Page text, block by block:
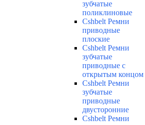
зубчатые
поликлиновые
Cshbelt Ремни
приводные
плоские
Cshbelt Ремни
зубчатые
приводные с
открытым концом
Cshbelt Ремни
зубчатые
приводные
двусторонние
Cshbelt Ремни